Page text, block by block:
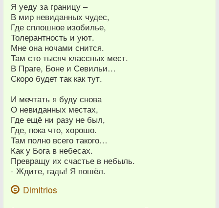
Я уеду за границу –
В мир невиданных чудес,
Где сплошное изобилье,
Толерантность и уют.
Мне она ночами снится.
Там сто тысяч классных мест.
В Праге, Боне и Севильи…
Скоро будет так как тут.
И мечтать я буду снова
О невиданных местах,
Где ещё ни разу не был,
Где, пока что, хорошо.
Там полно всего такого…
Как у Бога в небесах.
Превращу их счастье в небыль.
- Ждите, гады! Я пошёл.
Dimitrios